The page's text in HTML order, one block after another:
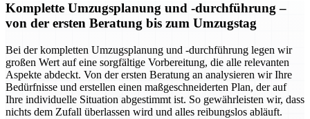
Komplette Umzugsplanung und -durchführung –
von der ersten Beratung bis zum Umzugstag
Bei der kompletten Umzugsplanung und -durchführung legen wir
großen Wert auf eine sorgfältige Vorbereitung, die alle relevanten
Aspekte abdeckt. Von der ersten Beratung an analysieren wir Ihre
Bedürfnisse und erstellen einen maßgeschneiderten Plan, der auf
Ihre individuelle Situation abgestimmt ist. So gewährleisten wir, dass
nichts dem Zufall überlassen wird und alles reibungslos abläuft.